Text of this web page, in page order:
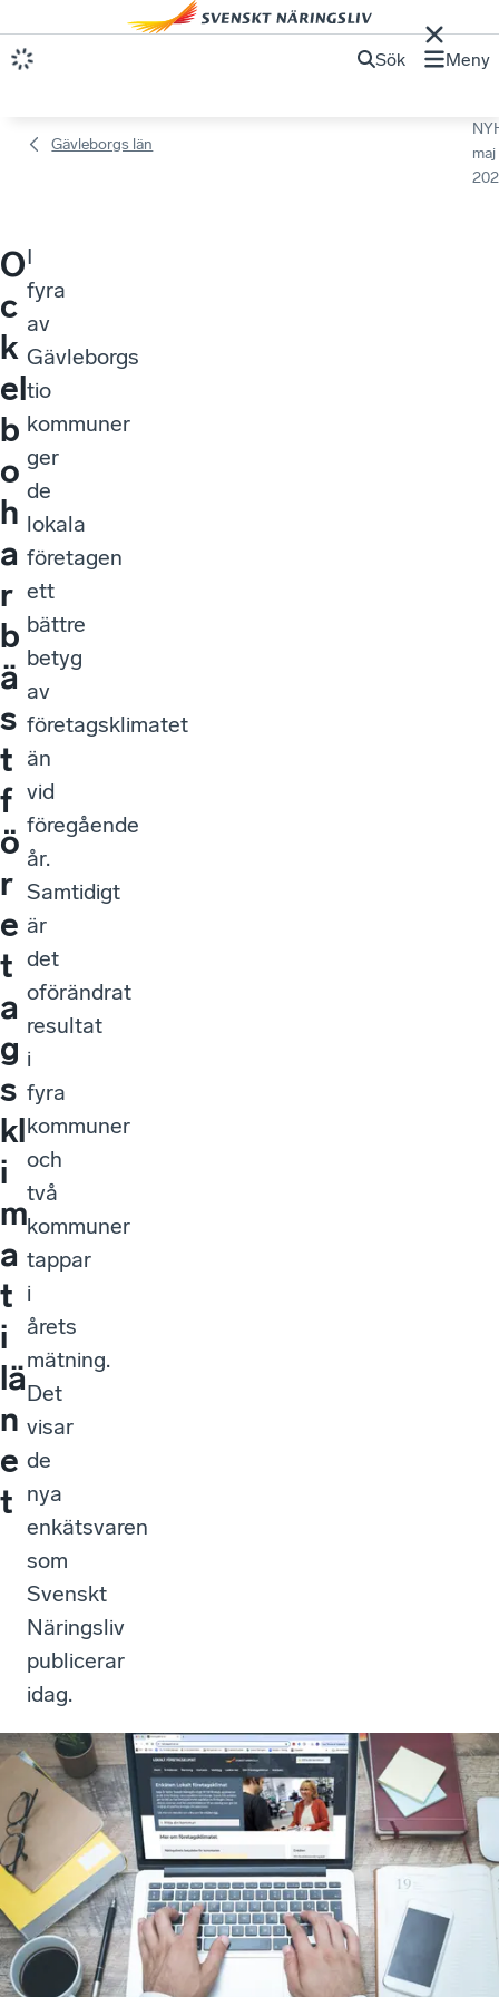
Sök Meny
Gävleborgs län
maj
O
c
k
el
b
o
h
a
r
b
ä
s
t
f
ö
r
e
t
a
g
s
kl
i
m
a
t
i
lä
n
e
t
I
fyra
av
Gävleborgs
tio
kommuner
ger
de
lokala
företagen
ett
bättre
betyg
av
företagsklimatet
än
vid
föregående
år.
Samtidigt
är
det
oförändrat
resultat
i
fyra
kommuner
och
två
kommuner
tappar
i
årets
mätning.
Det
visar
de
nya
enkätsvaren
som
Svenskt
Näringsliv
publicerar
idag.